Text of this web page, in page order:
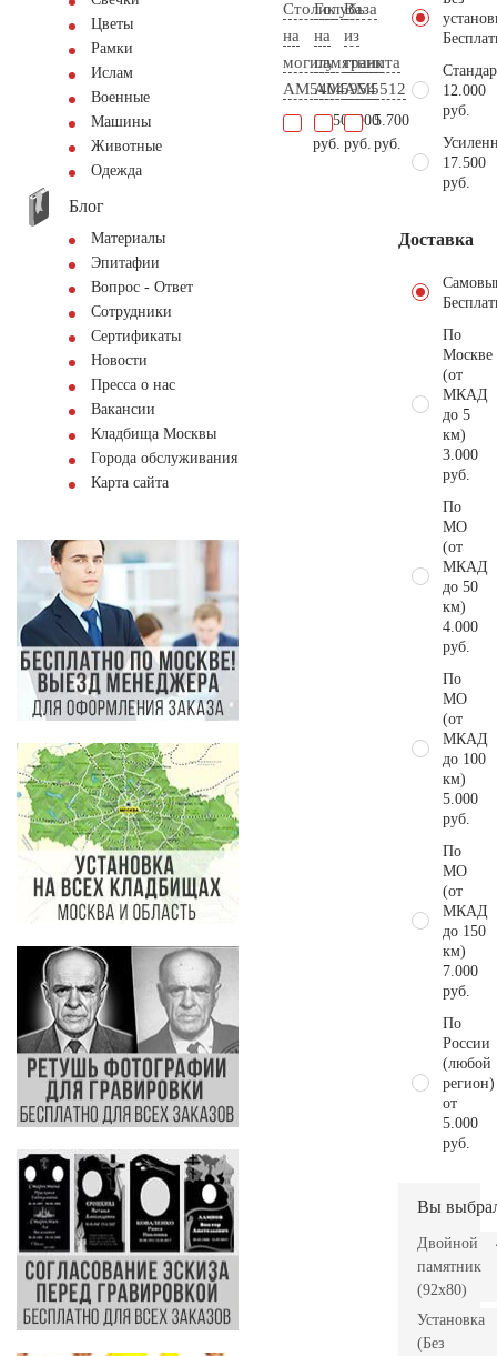
Цветы
Рамки
Ислам
Военные
Машины
Животные
Одежда
Блог
Материалы
Эпитафии
Вопрос - Ответ
Сотрудники
Сертификаты
Новости
Пресса о нас
Вакансии
Кладбища Москвы
Города обслуживания
Карта сайта
Столик
на
могилу
AM5404
14.500
руб.
Голубь
на
памятник
AM5954
4.900
руб.
Ваза
из
гранита
AM5512
5.700
руб.
12.000
руб.
17.500
руб.
Доставка
По
Москве
(от
МКАД
до 5
км)
3.000
руб.
По
МО
(от
МКАД
до 50
км)
4.000
руб.
По
МО
(от
МКАД
до 100
км)
5.000
руб.
По
МО
(от
МКАД
до 150
км)
7.000
руб.
По
России
(любой
регион)
от
5.000
руб.
Вы
Двойной
памятник
(92х80)
Установка
(Без